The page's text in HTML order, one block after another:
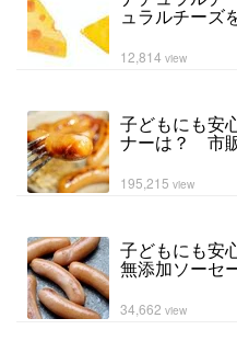
ュラルチーズ
12,814 view
子どもにも安
ナーは？ 市
195,215 view
子どもにも安
無添加ソーセ
34,662 view